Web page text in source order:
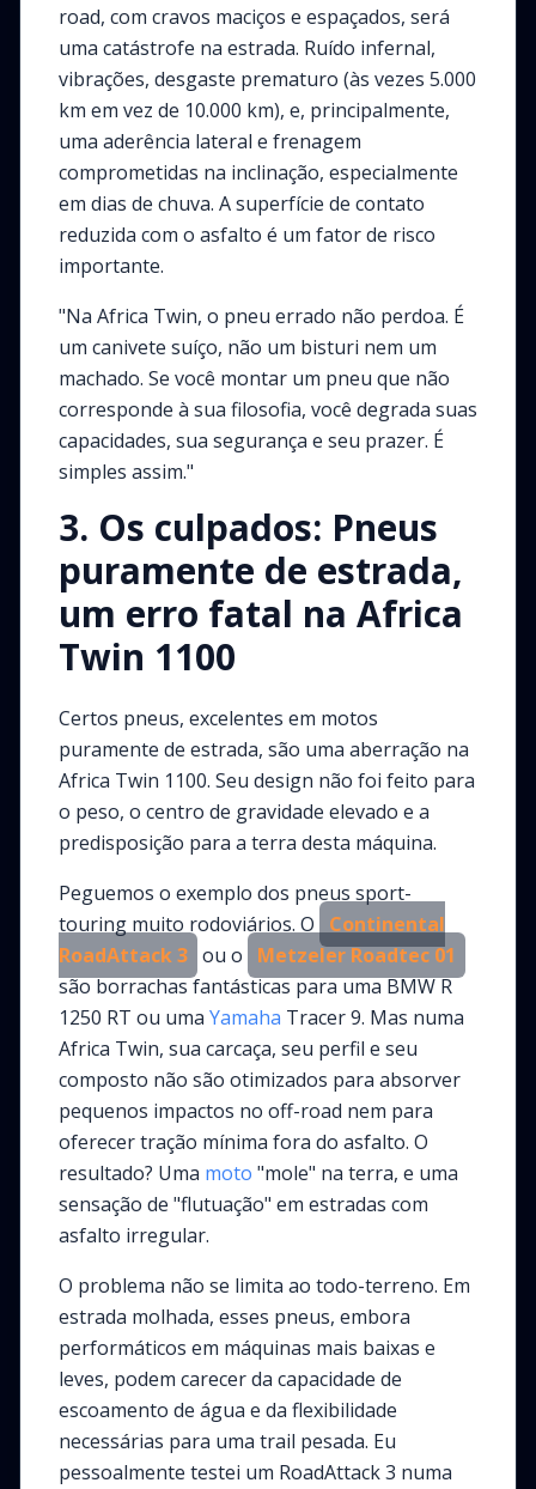
road, com cravos maciços e espaçados, será
uma catástrofe na estrada. Ruído infernal,
vibrações, desgaste prematuro (às vezes 5.000
km em vez de 10.000 km), e, principalmente,
uma aderência lateral e frenagem
comprometidas na inclinação, especialmente
em dias de chuva. A superfície de contato
reduzida com o asfalto é um fator de risco
importante.
"Na Africa Twin, o pneu errado não perdoa. É
um canivete suíço, não um bisturi nem um
machado. Se você montar um pneu que não
corresponde à sua filosofia, você degrada suas
capacidades, sua segurança e seu prazer. É
simples assim."
3. Os culpados: Pneus
puramente de estrada,
um erro fatal na Africa
Twin 1100
Certos pneus, excelentes em motos
puramente de estrada, são uma aberração na
Africa Twin 1100. Seu design não foi feito para
o peso, o centro de gravidade elevado e a
predisposição para a terra desta máquina.
Peguemos o exemplo dos pneus sport-
touring muito rodoviários. O
Continental
RoadAttack 3 ou o
Metzeler Roadtec 01
são borrachas fantásticas para uma BMW R
1250 RT ou uma Yamaha Tracer 9. Mas numa
Africa Twin, sua carcaça, seu perfil e seu
composto não são otimizados para absorver
pequenos impactos no off-road nem para
oferecer tração mínima fora do asfalto. O
resultado? Uma moto "mole" na terra, e uma
sensação de "flutuação" em estradas com
asfalto irregular.
O problema não se limita ao todo-terreno. Em
estrada molhada, esses pneus, embora
performáticos em máquinas mais baixas e
leves, podem carecer da capacidade de
escoamento de água e da flexibilidade
necessárias para uma trail pesada. Eu
pessoalmente testei um RoadAttack 3 numa